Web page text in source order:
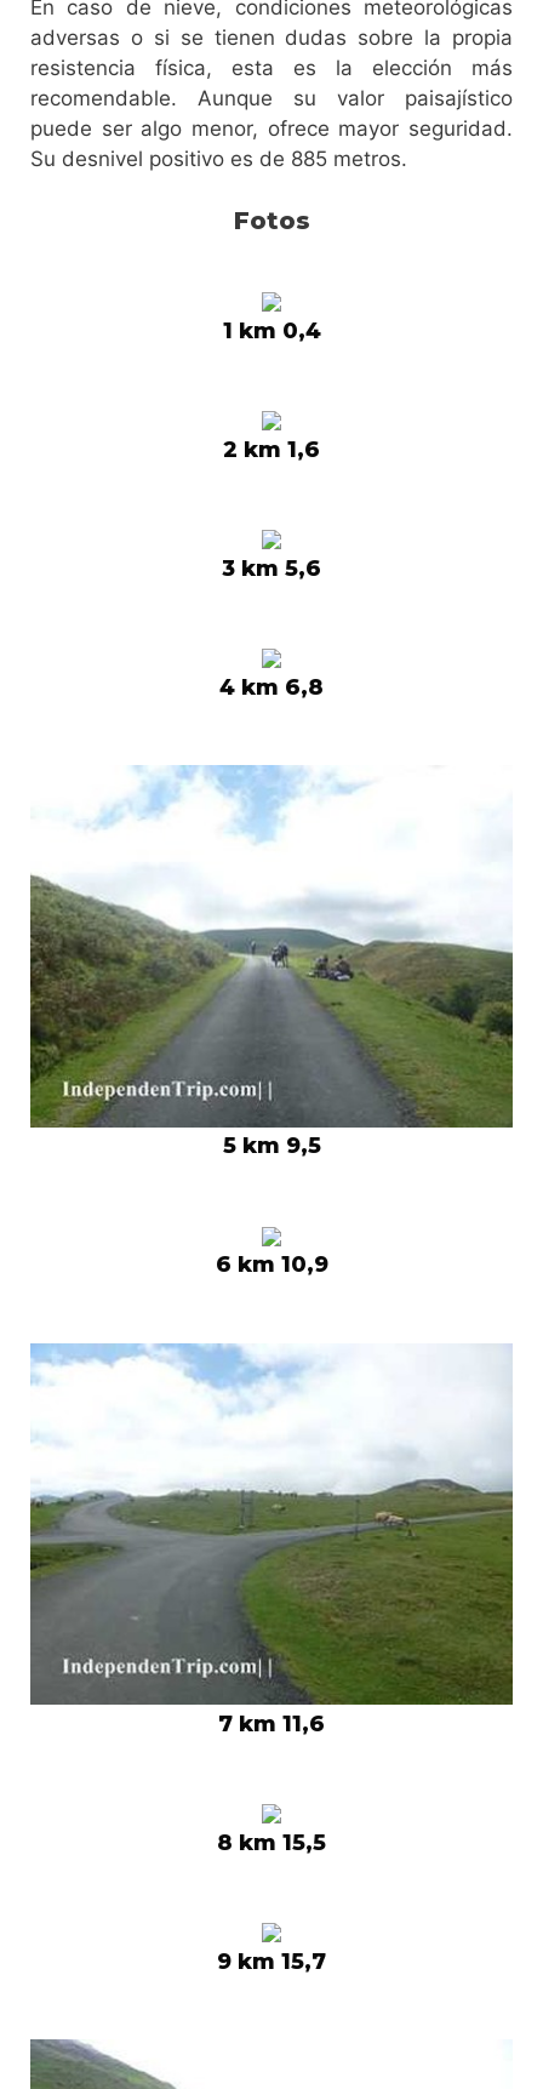
En caso de nieve, condiciones meteorológicas
adversas o si se tienen dudas sobre la propia
resistencia física, esta es la elección más
recomendable. Aunque su valor paisajístico
puede ser algo menor, ofrece mayor seguridad.
Su desnivel positivo es de 885 metros.
Fotos
1 km 0,4
2 km 1,6
3 km 5,6
4 km 6,8
5 km 9,5
6 km 10,9
7 km 11,6
8 km 15,5
9 km 15,7